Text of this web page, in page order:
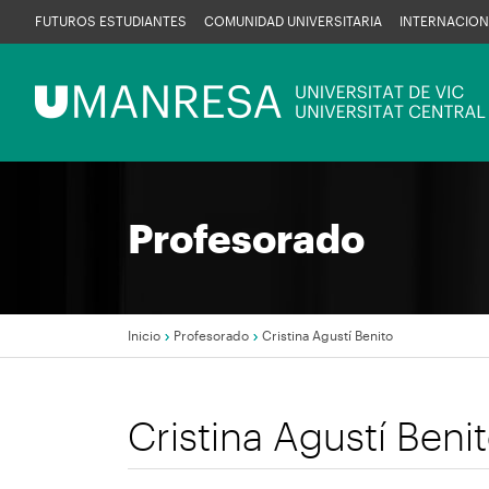
Pasar
al
Menú
UManresa
FUTUROS ESTUDIANTES COMUNIDAD UNIVERSITARIA
Profesorado
enlaces
Inicio Profesorado Cristina Agustí Benito
Cristina Agustí